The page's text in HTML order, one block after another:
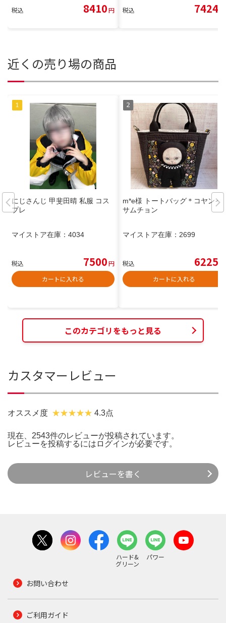
税込 8410円 税込 7424
近くの売り場の商品
にじさんじ 甲斐田晴 私服 コス
プレ
マイストア在庫： 4034
税込 7500円
カートに入れる
m*e様 トートバッグ＊コヤンイ
サムチョン
マイストア在庫： 2699
税込 6225
カートに入れる
このカテゴリをもっと見る
カスタマーレビュー
オススメ度 4.3点
現在、2543件のレビューが投稿されています。
レビューを投稿するには ログインが必要です。
レビューを書く
ハード&
グリーン
パワー
お問い合わせ
ご利用ガイド